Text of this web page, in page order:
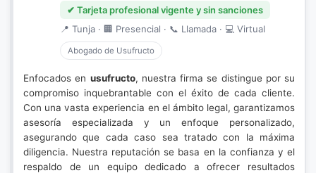
✔ Tarjeta profesional vigente y sin sanciones
📍 Tunja · 🏢 Presencial · 📞 Llamada · 💻 Virtual
Abogado de Usufructo
Enfocados en usufructo, nuestra firma se distingue por su
compromiso inquebrantable con el éxito de cada cliente.
Con una vasta experiencia en el ámbito legal, garantizamos
asesoría especializada y un enfoque personalizado,
asegurando que cada caso sea tratado con la máxima
diligencia. Nuestra reputación se basa en la confianza y el
respaldo de un equipo dedicado a ofrecer resultados